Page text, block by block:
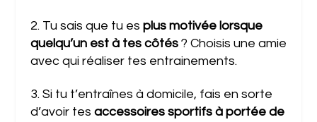
2. Tu sais que tu es plus motivée lorsque
quelqu’un est à tes côtés ? Choisis une amie
avec qui réaliser tes entrainements.
3. Si tu t’entraînes à domicile, fais en sorte
d’avoir tes accessoires sportifs à portée de